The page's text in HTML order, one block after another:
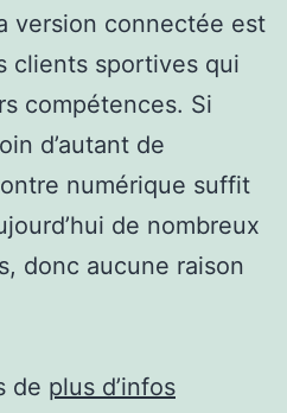
version connectée est
clients sportives qui
compétences. Si
d’autant de
numérique suffit
de nombreux
donc aucune raison
de plus d’infos